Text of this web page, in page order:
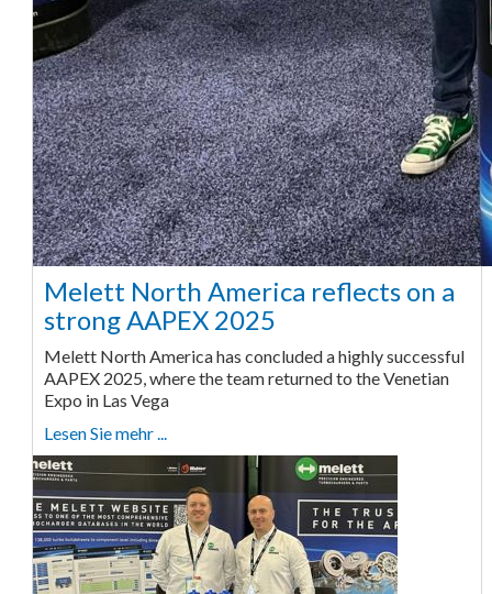
Melett North America reflects on a
strong AAPEX 2025
Melett North America has concluded a highly successful
AAPEX 2025, where the team returned to the Venetian
Expo in Las Vega
Lesen Sie mehr ...